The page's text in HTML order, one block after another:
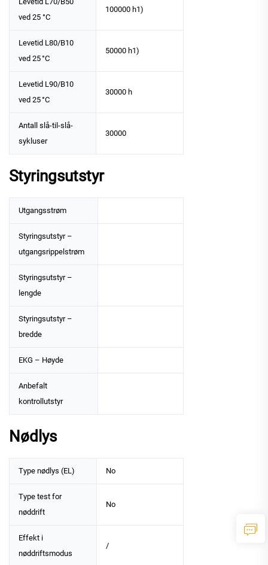
ved 25 °C
100000 h1)
Levetid L80/B10
ved 25 °C
50000 h1)
Levetid L90/B10
ved 25 °C
30000 h
Antall slå-til-slå-
sykluser
30000
Styringsutstyr
Utgangsstrøm
Styringsutstyr –
utgangsrippelstrøm
Styringsutstyr –
lengde
Styringsutstyr –
bredde
EKG – Høyde
Anbefalt
kontrollutstyr
Nødlys
Type nødlys (EL) No
Type test for
nøddrift
No
Effekt i
nøddriftsmodus
/